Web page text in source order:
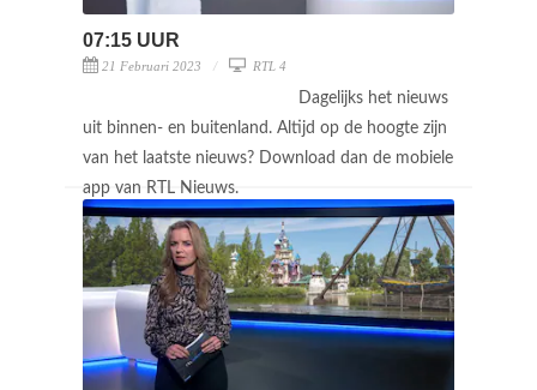
07:15 UUR
21 Februari 2023 RTL 4
Dagelijks het nieuws
uit binnen- en buitenland. Altijd op de hoogte zijn
van het laatste nieuws? Download dan de mobiele
app van RTL Nieuws.